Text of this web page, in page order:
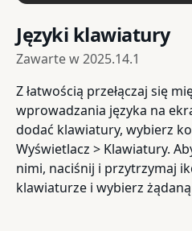
Języki klawiatury
Zawarte w2025.14.1
Z łatwością przełączaj się
wprowadzania języka na
dodać klawiatury, wybierz
Wyświetlacz > Klawiatury.
nimi, naciśnij i przytrzymaj
klawiaturze i wybierz